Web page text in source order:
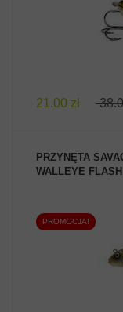
21.00 zł
PRZYNĘTA
WALLEYE FLASH
PROMOCJA!